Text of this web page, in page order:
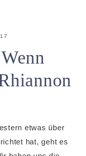
etwas über
hat, geht es